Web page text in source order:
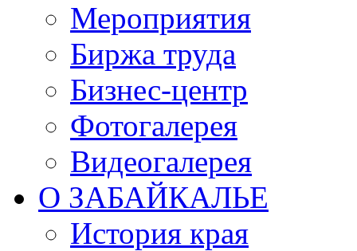
Мероприятия
Биржа труда
Бизнес-центр
Фотогалерея
Видеогалерея
О ЗАБАЙКАЛЬЕ
История края